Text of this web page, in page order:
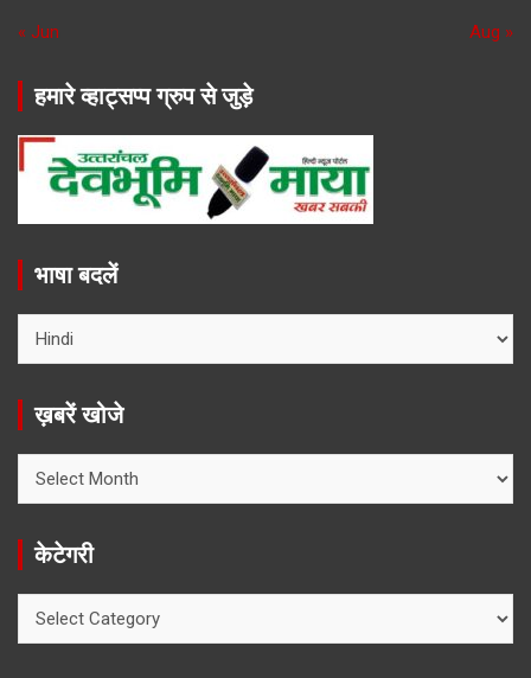
« Jun Aug »
हमारे व्हाट्सप्प ग्रुप से जुड़े
भाषा बदलें
ख़बरें खोजे
खोजे
केटेगरी